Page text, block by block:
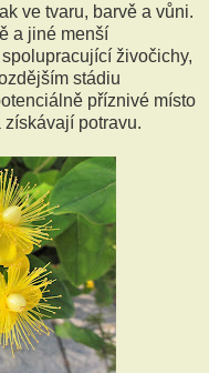
ve tvaru, barvě a vůni.
a jiné menší
živočichy,
stádiu
příznivé místo
potravu.